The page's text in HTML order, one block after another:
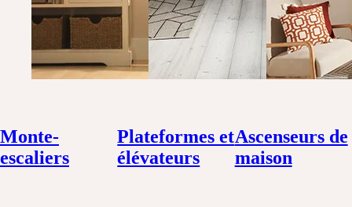
Monte-
escaliers
Plateformes et
élévateurs
Ascenseurs de
maison